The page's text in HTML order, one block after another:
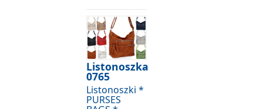
Listonoszka
0765
Listonoszki *
PURSES